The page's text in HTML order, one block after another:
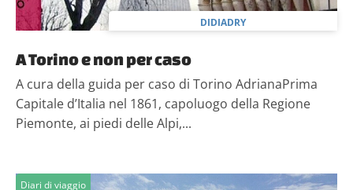
DIDIADRY
A Torino e non per caso
A cura della guida per caso di Torino AdrianaPrima
Capitale d’Italia nel 1861, capoluogo della Regione
Piemonte, ai piedi delle Alpi,...
Diari di viaggio